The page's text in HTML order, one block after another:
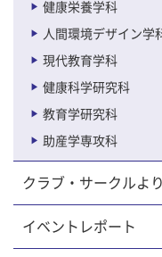
健康栄養学科
人間環境デザイン学
現代教育学科
健康科学研究科
教育学研究科
助産学専攻科
クラブ・サークルより
イベントレポート